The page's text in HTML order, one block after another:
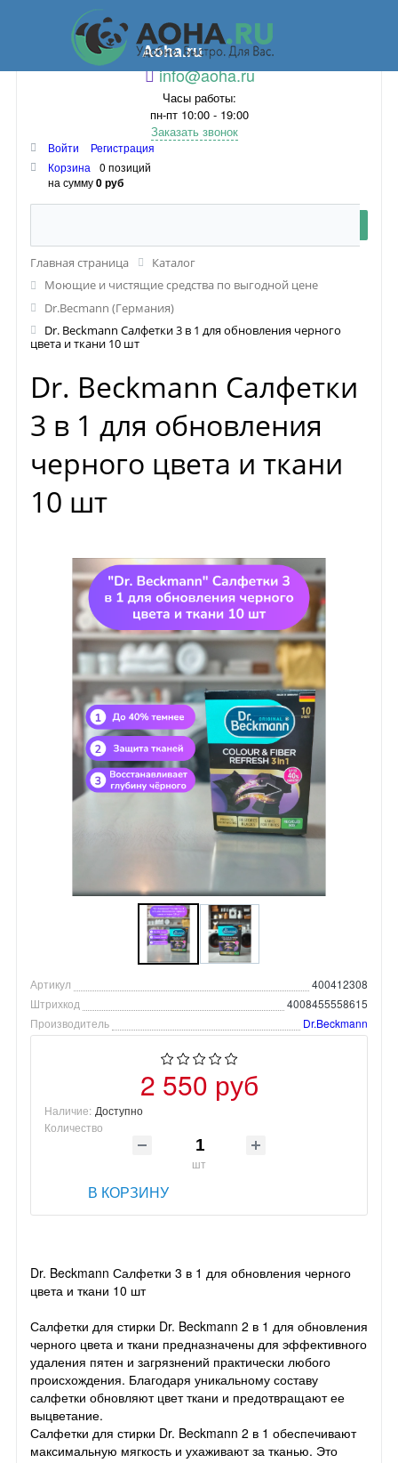
Aoha.ru
info@aoha.ru
Часы работы:
пн-пт 10:00 - 19:00
Заказать звонок
Войти
Регистрация
Корзина
0 позиций
на сумму0 руб
Главная страница
Каталог
Моющие и чистящие средства по выгодной цене
Dr.Becmann (Германия)
Dr. Beckmann Салфетки 3 в 1 для обновления черного
цвета и ткани 10 шт
Dr. Beckmann Салфетки
3 в 1 для обновления
черного цвета и ткани
10 шт
Артикул
400412308
Штрихкод
4008455558615
Производитель
Dr.Beckmann
2 550 руб
Наличие: Доступно
Количество
шт
В КОРЗИНУ
Dr. Beckmann Салфетки 3 в 1 для обновления черного
цвета и ткани 10 шт
Салфетки для стирки Dr. Beckmann 2 в 1 для обновления
черного цвета и ткани предназначены для эффективного
удаления пятен и загрязнений практически любого
происхождения. Благодаря уникальному составу
салфетки обновляют цвет ткани и предотвращают ее
выцветание.
Салфетки для стирки Dr. Beckmann 2 в 1 обеспечивают
максимальную мягкость и ухаживают за тканью. Это